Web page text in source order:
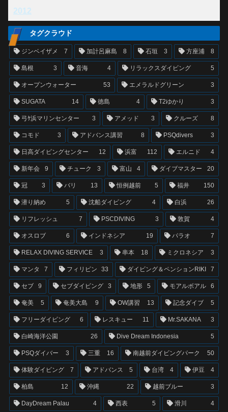
2012
タグクラウド
ジンベイザメ 7 加計呂麻島 8 石垣 3 方座浦 8
島根 3 音海 4 リラックスダイビング 5
オープンウォーター 53 エメラルドグリーン 3
SUGATA 14 徳島 4 T2ゆかり 3
弓ｹ浜マリンセンター 3 アメッド 3 クルーズ 8
コモド 3 アドバンス講習 8 PSQdivers 3
日高ダイビングセンター 12 浜富 112 エルニド 4
新年会 9 チューク 3 富山 4 ダイブマスター 20
冠 3 バリ 13 恒例越前 5 福井 150
潜り納め 5 沈船ダイビング 4 白浜 26
リフレッシュ 7 PSCDIVING 3 敦賀 4
オスロブ 6 インドネシア 19 パラオ 7
RELAX DIVING SERVICE 3 串本 18 ミクロネシア 3
マンタ 7 フィリピン 33 ダイビング＆ペンションRIKI 7
セブ 9 セブダイビング 3 地形 5 モアルボアル 6
奄美 5 奄美大島 9 OW講習 13 記念ダイブ 5
フリーダイビング 6 レスキュー 11 Mr.SAKANA 3
白崎海洋公園 26 Dive Dream Indonesia 5
PSQダイバー 3 三重 16 南越前ダイビングパーク 50
体験ダイビング 7 アドバンス 5 台湾 4 伊豆 4
柏島 12 沖縄 22 越前ブルー 3
DayDream Palau 4 西表 5 滑川 4